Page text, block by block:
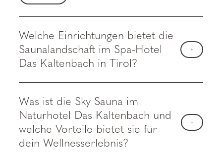
Welche Einrichtungen bietet die
Saunalandschaft im Spa-Hotel
Das Kaltenbach in Tirol?
Was ist die Sky Sauna im
Naturhotel Das Kaltenbach und
welche Vorteile bietet sie für
dein Wellnesserlebnis?